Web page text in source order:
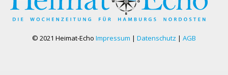
© 2021 Heimat-Echo Impressum | Datenschutz | AGB